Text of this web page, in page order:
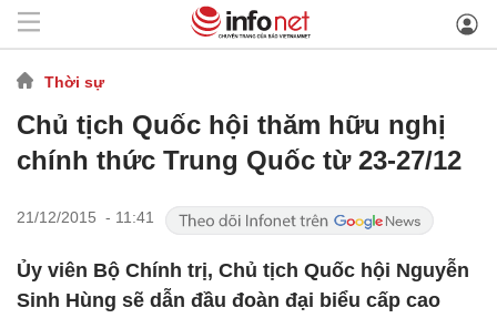
Thời sự
Chủ tịch Quốc hội thăm hữu nghị
chính thức Trung Quốc từ 23-27/12
21/12/2015 - 11:41
Ủy viên Bộ Chính trị, Chủ tịch Quốc hội Nguyễn
Sinh Hùng sẽ dẫn đầu đoàn đại biểu cấp cao